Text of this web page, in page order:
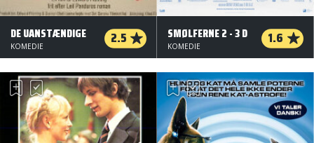
DE UANSTÆNDIGE 2.5
KOMEDIE
SMØLFERNE 2 - 3 D 1.6
KOMEDIE